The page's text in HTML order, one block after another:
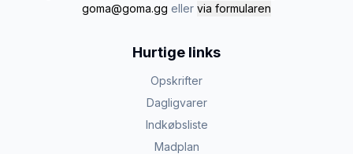
goma@goma.gg eller via formularen
Hurtige links
Opskrifter
Dagligvarer
Indkøbsliste
Madplan